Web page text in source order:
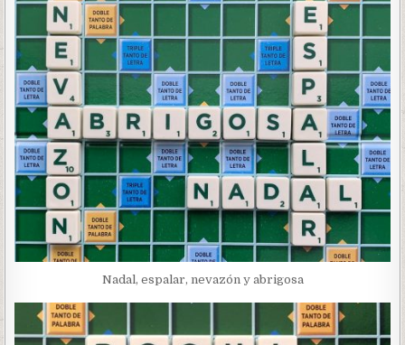
Nadal, espalar, nevazón y abrigosa